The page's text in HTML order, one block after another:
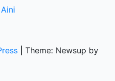
Theme: Newsup by